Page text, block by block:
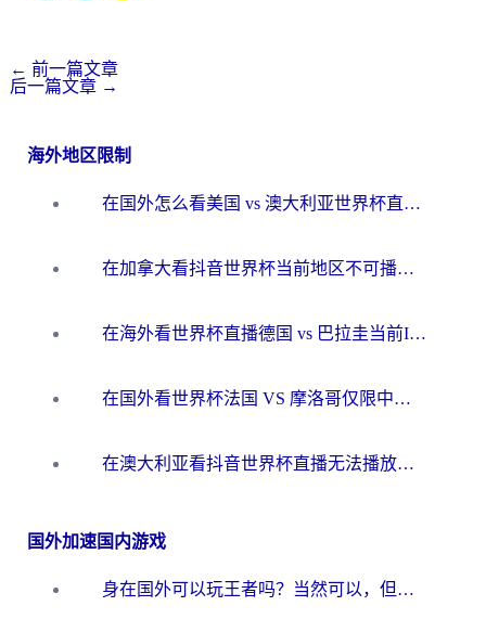
← 前一篇文章
后一篇文章 →
海外地区限制
在国外怎么看美国 vs 澳大利亚世界杯直播？海外党必藏的中文解说观赛指南
在加拿大看抖音世界杯当前地区不可播放？海外党体育观赛终极指南
在海外看世界杯直播德国 vs 巴拉圭当前IP受限制？这篇指南帮你轻松解决地区限制
在国外看世界杯法国 VS 摩洛哥仅限中国大陆？别让地域限制拦下你的欢呼
在澳大利亚看抖音世界杯直播无法播放？海外党体育观赛终极指南来了！
国外加速国内游戏
身在国外可以玩王者吗？当然可以，但你需要这份“加速”指南